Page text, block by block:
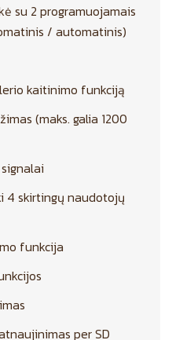
su 2 programuojamais
/ automatinis)
kaitinimo funkciją
(maks. galia 1200
4 skirtingų naudotojų
funkcija
per SD